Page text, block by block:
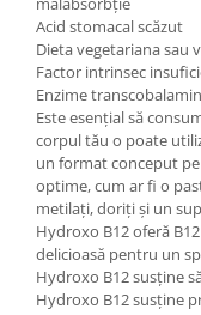
Acid stomacal scăzut
Dieta vegetariana sau
Factor intrinsec
Enzime
Este esențial să
corpul tău o poate
un format conceput
optime, cum ar fi o
metilați, doriți și un
Hydroxo B12 oferă
delicioasă pentru un
Hydroxo B12 susține
Hydroxo B12 susține